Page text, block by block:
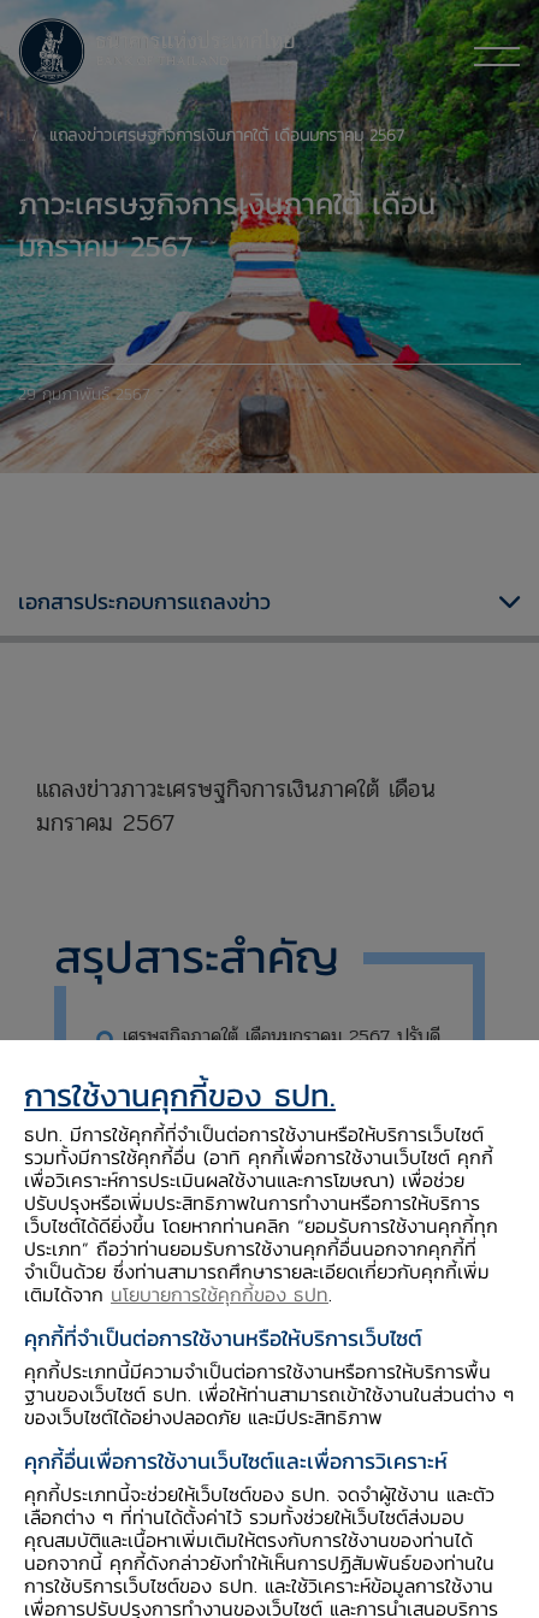
แถลงข่าวเศรษฐกิจการเงินภาคใต้ เดือนมกราคม 2567
ภาวะเศรษฐกิจการเงินภาคใต้ เดือน
มกราคม 2567
29 กุมภาพันธ์ 2567
แถลงข่าวภาวะเศรษฐกิจการเงินภาคใต้ เดือน
มกราคม 2567
สรุปสาระสำคัญ
เศรษฐกิจภาคใต้ เดือนมกราคม 2567 ปรับดี
ตามการอุปโภคบริโภคที่ขยายตัวเล็กน้อย
อานิสงส์จากการท่องเที่ยว ส่งผลดีต่อการจ้าง
งาน ประกอบกับมีแรงหนุนจากราคาสินค้า
เกษตรที่เพิ่มขึ้น
ขณะที่การผลิตอุตสาหกรรมหดตัวต่อเนื่อง
สอดคล้องกับการลงทุนภาคเอกชนที่หดตัว
รายได้เกษตรกร กลับมาขยายตัว
ตามรายได้จากยางพาราและปาล์มน้ำมันที่ขยายตัว
จากด้านราคา เนื่องจากผลผลิตออกน้อย ผลกระทบ
จากฝนสะสมน้อยในปีก่อน ประกอบกับมีโรคระบาด
ใบร่วงในยางพารา
เอกสารประกอบการแถลงข่าว
การใช้งานคุกกี้ของ ธปท.
ธปท. มีการใช้คุกกี้ที่จำเป็นต่อการใช้งานหรือให้บริการเว็บไซต์
รวมทั้งมีการใช้คุกกี้อื่น (อาทิ คุกกี้เพื่อการใช้งานเว็บไซต์ คุกกี้
เพื่อวิเคราะห์การประเมินผลใช้งานและการโฆษณา) เพื่อช่วย
ปรับปรุงหรือเพิ่มประสิทธิภาพในการทำงานหรือการให้บริการ
เว็บไซต์ได้ดียิ่งขึ้น โดยหากท่านคลิก “ยอมรับการใช้งานคุกกี้ทุก
ประเภท” ถือว่าท่านยอมรับการใช้งานคุกกี้อื่นนอกจากคุกกี้ที่
จำเป็นด้วย ซึ่งท่านสามารถศึกษารายละเอียดเกี่ยวกับคุกกี้เพิ่ม
เติมได้จาก นโยบายการใช้คุกกี้ของ ธปท.
คุกกี้ที่จำเป็นต่อการใช้งานหรือให้บริการเว็บไซต์
คุกกี้ประเภทนี้มีความจำเป็นต่อการใช้งานหรือการให้บริการพื้น
ฐานของเว็บไซต์ ธปท. เพื่อให้ท่านสามารถเข้าใช้งานในส่วนต่าง ๆ
ของเว็บไซต์ได้อย่างปลอดภัย และมีประสิทธิภาพ
คุกกี้อื่นเพื่อการใช้งานเว็บไซต์และเพื่อการวิเคราะห์
คุกกี้ประเภทนี้จะช่วยให้เว็บไซต์ของ ธปท. จดจำผู้ใช้งาน และตัว
เลือกต่าง ๆ ที่ท่านได้ตั้งค่าไว้ รวมทั้งช่วยให้เว็บไซต์ส่งมอบ
คุณสมบัติและเนื้อหาเพิ่มเติมให้ตรงกับการใช้งานของท่านได้
นอกจากนี้ คุกกี้ดังกล่าวยังทำให้เห็นการปฏิสัมพันธ์ของท่านใน
การใช้บริการเว็บไซต์ของ ธปท. และใช้วิเคราะห์ข้อมูลการใช้งาน
เพื่อการปรับปรุงการทำงานของเว็บไซต์ และการนำเสนอบริการ